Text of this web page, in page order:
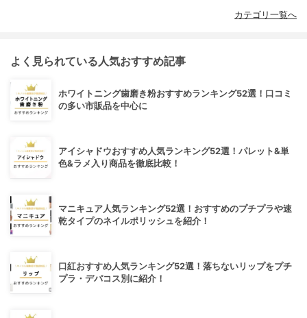
カテゴリ一覧へ
よく見られている人気おすすめ記事
ホワイトニング歯磨き粉おすすめランキング52選！口コミ
の多い市販品を中心に
アイシャドウおすすめ人気ランキング52選！パレット&単
色&ラメ入り商品を徹底比較！
マニキュア人気ランキング52選！おすすめのプチプラや速
乾タイプのネイルポリッシュを紹介！
口紅おすすめ人気ランキング52選！落ちないリップをプチ
プラ・デパコス別に紹介！